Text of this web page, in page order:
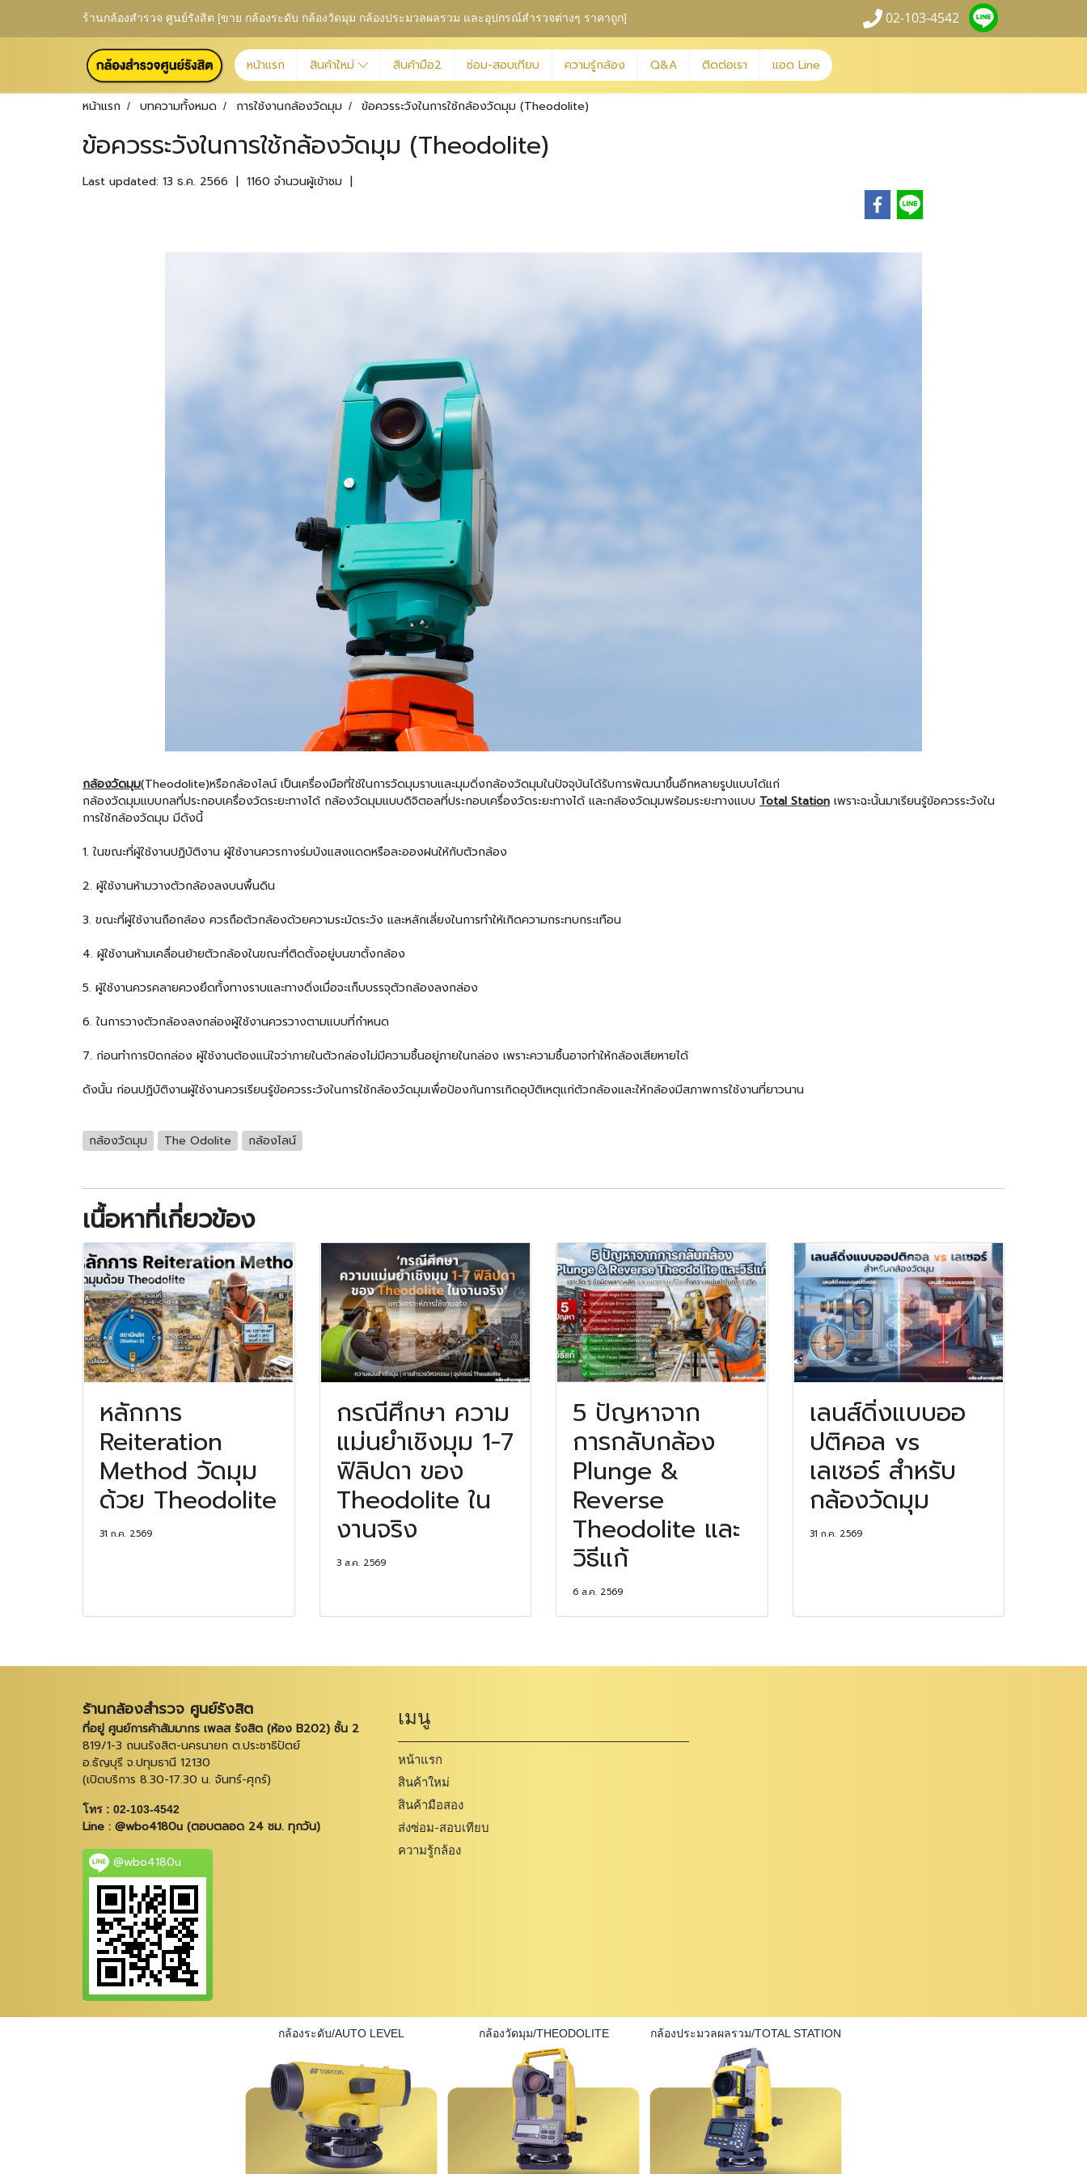
ร้านกล้องสำรวจ ศูนย์รังสิต [ขาย กล้องระดับ กล้องวัดมุม กล้องประมวลผลรวม และอุปกรณ์สำรวจต่างๆ ราคาถูก] 02-103-4542
หน้าแรก สินค้าใหม่ สินค้ามือ2 ซ่อม-สอบเทียบ ความรู้กล้อง Q&A ติดต่อเรา แอด Line
หน้าแรก บทความทั้งหมด การใช้งานกล้องวัดมุม ข้อควรระวังในการใช้กล้องวัดมุม (Theodolite)
ข้อควรระวังในการใช้กล้องวัดมุม (Theodolite)
Last updated: 13 ธ.ค. 2566 | 1160 จำนวนผู้เข้าชม |
กล้องวัดมุม(Theodolite)หรือกล้องไลน์ เป็นเครื่องมือที่ใช้ในการวัดมุมราบและมุมดิ่งกล้องวัดมุมในปัจจุบันได้รับการพัฒนาขึ้นอีกหลายรูปแบบได้แก่
กล้องวัดมุมแบบกลที่ประกอบเครื่องวัดระยะทางได้ กล้องวัดมุมแบบดิจิตอลที่ประกอบเครื่องวัดระยะทางได้ และกล้องวัดมุมพร้อมระยะทางแบบ Total Station เพราะฉะนั้นมาเรียนรู้ข้อควรระวังใน
การใช้กล้องวัดมุม มีดังนี้
1. ในขณะที่ผู้ใช้งานปฏิบัติงาน ผู้ใช้งานควรกางร่มบังแสงแดดหรือละอองฝนให้กับตัวกล้อง
2. ผู้ใช้งานห้ามวางตัวกล้องลงบนพื้นดิน
3. ขณะที่ผู้ใช้งานถือกล้อง ควรถือตัวกล้องด้วยความระมัดระวัง และหลักเลี่ยงในการทำให้เกิดความกระทบกระเทือน
4. ผู้ใช้งานห้ามเคลื่อนย้ายตัวกล้องในขณะที่ติดตั้งอยู่บนขาตั้งกล้อง
5. ผู้ใช้งานควรคลายควงยึดทั้งทางราบและทางดิ่งเมื่อจะเก็บบรรจุตัวกล้องลงกล่อง
6. ในการวางตัวกล้องลงกล่องผู้ใช้งานควรวางตามแบบที่กำหนด
7. ก่อนทำการปิดกล่อง ผู้ใช้งานต้องแน่ใจว่าภายในตัวกล่องไม่มีความชื้นอยู่ภายในกล่อง เพราะความชื้นอาจทำให้กล้องเสียหายได้
ดังนั้น ก่อนปฏิบัติงานผู้ใช้งานควรเรียนรู้ข้อควรระวังในการใช้กล้องวัดมุมเพื่อป้องกันการเกิดอุบัติเหตุแก่ตัวกล้องและให้กล้องมีสภาพการใช้งานที่ยาวนาน
กล้องวัดมุม The Odolite กล้องไลน์
เนื้อหาที่เกี่ยวข้อง
หลักการ
Reiteration
Method วัดมุม
ด้วย Theodolite
31 ก.ค. 2569
กรณีศึกษา ความ
แม่นยำเชิงมุม 1-7
ฟิลิปดา ของ
Theodolite ใน
งานจริง
3 ส.ค. 2569
5 ปัญหาจาก
การกลับกล้อง
Plunge &
Reverse
Theodolite และ
วิธีแก้
6 ส.ค. 2569
เลนส์ดิ่งแบบออ
ปติคอล vs
เลเซอร์ สำหรับ
กล้องวัดมุม
31 ก.ค. 2569
ร้านกล้องสำรวจ ศูนย์รังสิต
ที่อยู่ ศูนย์การค้าสัมมากร เพลส รังสิต (ห้อง B202) ชั้น 2
819/1-3 ถนนรังสิต-นครนายก ต.ประชาธิปัตย์
อ.ธัญบุรี จ.ปทุมธานี 12130
(เปิดบริการ 8.30-17.30 น. จันทร์-ศุกร์)
โทร : 02-103-4542
Line : @wbo4180u (ตอบตลอด 24 ชม. ทุกวัน)
@wbo4180u
เมนู
หน้าแรก
สินค้าใหม่
สินค้ามือสอง
ส่งซ่อม-สอบเทียบ
ความรู้กล้อง
กล้องระดับ/AUTO LEVEL กล้องวัดมุม/THEODOLITE กล้องประมวลผลรวม/TOTAL STATION